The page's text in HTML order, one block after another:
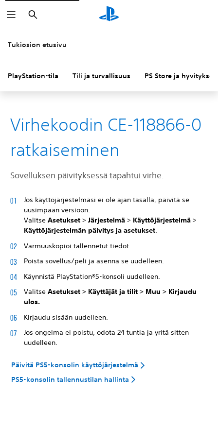
Haku
Tukiosion etusivu
PlayStation-tila Tili ja turvallisuus PS Store ja hyvitykset
Virhekoodin CE-118866-0
ratkaiseminen
Sovelluksen päivityksessä tapahtui virhe.
Jos käyttöjärjestelmäsi ei ole ajan tasalla, päivitä se
uusimpaan versioon.
Valitse Asetukset > Järjestelmä > Käyttöjärjestelmä >
Käyttöjärjestelmän päivitys ja asetukset.
Varmuuskopioi tallennetut tiedot.
Poista sovellus/peli ja asenna se uudelleen.
Käynnistä PlayStation®5-konsoli uudelleen.
Valitse Asetukset > Käyttäjät ja tilit > Muu > Kirjaudu
ulos.
Kirjaudu sisään uudelleen.
Jos ongelma ei poistu, odota 24 tuntia ja yritä sitten
uudelleen.
Päivitä PS5-konsolin käyttöjärjestelmä
PS5-konsolin tallennustilan hallinta